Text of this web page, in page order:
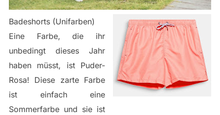
Badeshorts (Unifarben)
Eine Farbe, die ihr
unbedingt dieses Jahr
haben müsst, ist Puder-
Rosa! Diese zarte Farbe
ist einfach eine
Sommerfarbe und sie ist